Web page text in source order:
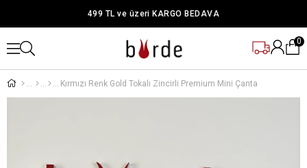
499 TL ve üzeri KARGO BEDAVA
0
Kırmızı Renk Gold Tokalı Zincirli Premium Mini Çanta